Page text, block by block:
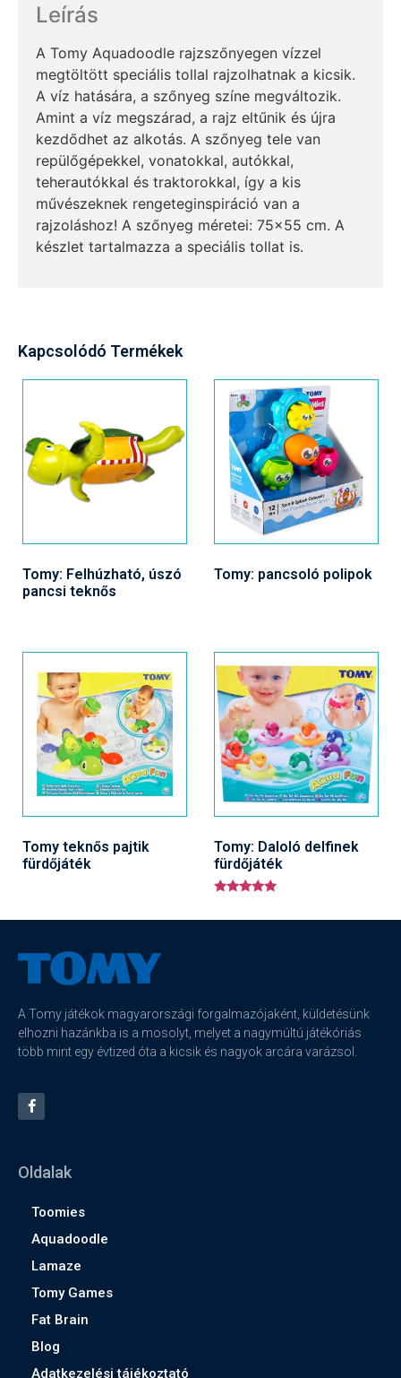
Leírás
A Tomy Aquadoodle rajzszőnyegen vízzel
megtöltött speciális tollal rajzolhatnak a kicsik.
A víz hatására, a szőnyeg színe megváltozik.
Amint a víz megszárad, a rajz eltűnik és újra
kezdődhet az alkotás. A szőnyeg tele van
repülőgépekkel, vonatokkal, autókkal,
teherautókkal és traktorokkal, így a kis
művészeknek rengeteginspiráció van a
rajzoláshoz! A szőnyeg méretei: 75×55 cm. A
készlet tartalmazza a speciális tollat is.
Kapcsolódó Termékek
Tomy: Felhúzható, úszó
pancsi teknős
Tomy: pancsoló polipok
Tomy teknős pajtik
fürdőjáték
Tomy: Daloló delfinek
fürdőjáték
A Tomy játékok magyarországi forgalmazójaként, küldetésünk
elhozni hazánkba is a mosolyt, melyet a nagymúltú játékóriás
több mint egy évtized óta a kicsik és nagyok arcára varázsol.
Oldalak
Toomies
Aquadoodle
Lamaze
Tomy Games
Fat Brain
Blog
Adatkezelési tájékoztató